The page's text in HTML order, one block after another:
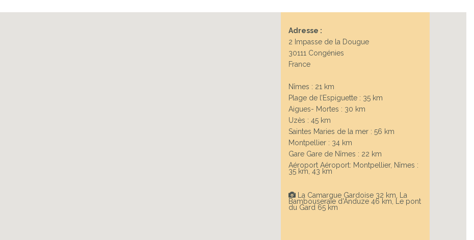
Adresse :
2 Impasse de la Dougue
30111 Congénies
France
Nîmes : 21 km
Plage de l’Espiguette : 35 km
Aigues- Mortes : 30 km
Uzès : 45 km
Saintes Maries de la mer : 56 km
Montpellier : 34 km
Gare Gare de Nîmes : 22 km
Aéroport Aéroport: Montpellier, Nîmes :
35 km, 43 km
La Camargue Gardoise 32 km, La
Bambouseraie d'Anduze 46 km, Le pont
du Gard 65 km